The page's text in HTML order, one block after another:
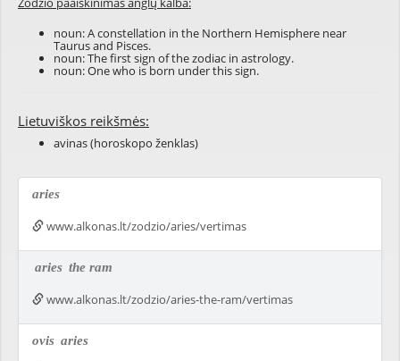
noun: A constellation in the Northern Hemisphere near
Taurus and Pisces.
noun: The first sign of the zodiac in astrology.
noun: One who is born under this sign.
Lietuviškos reikšmės:
avinas (horoskopo ženklas)
aries
www.alkonas.lt/zodzio/aries/vertimas
aries the ram
www.alkonas.lt/zodzio/aries-the-ram/vertimas
ovis aries